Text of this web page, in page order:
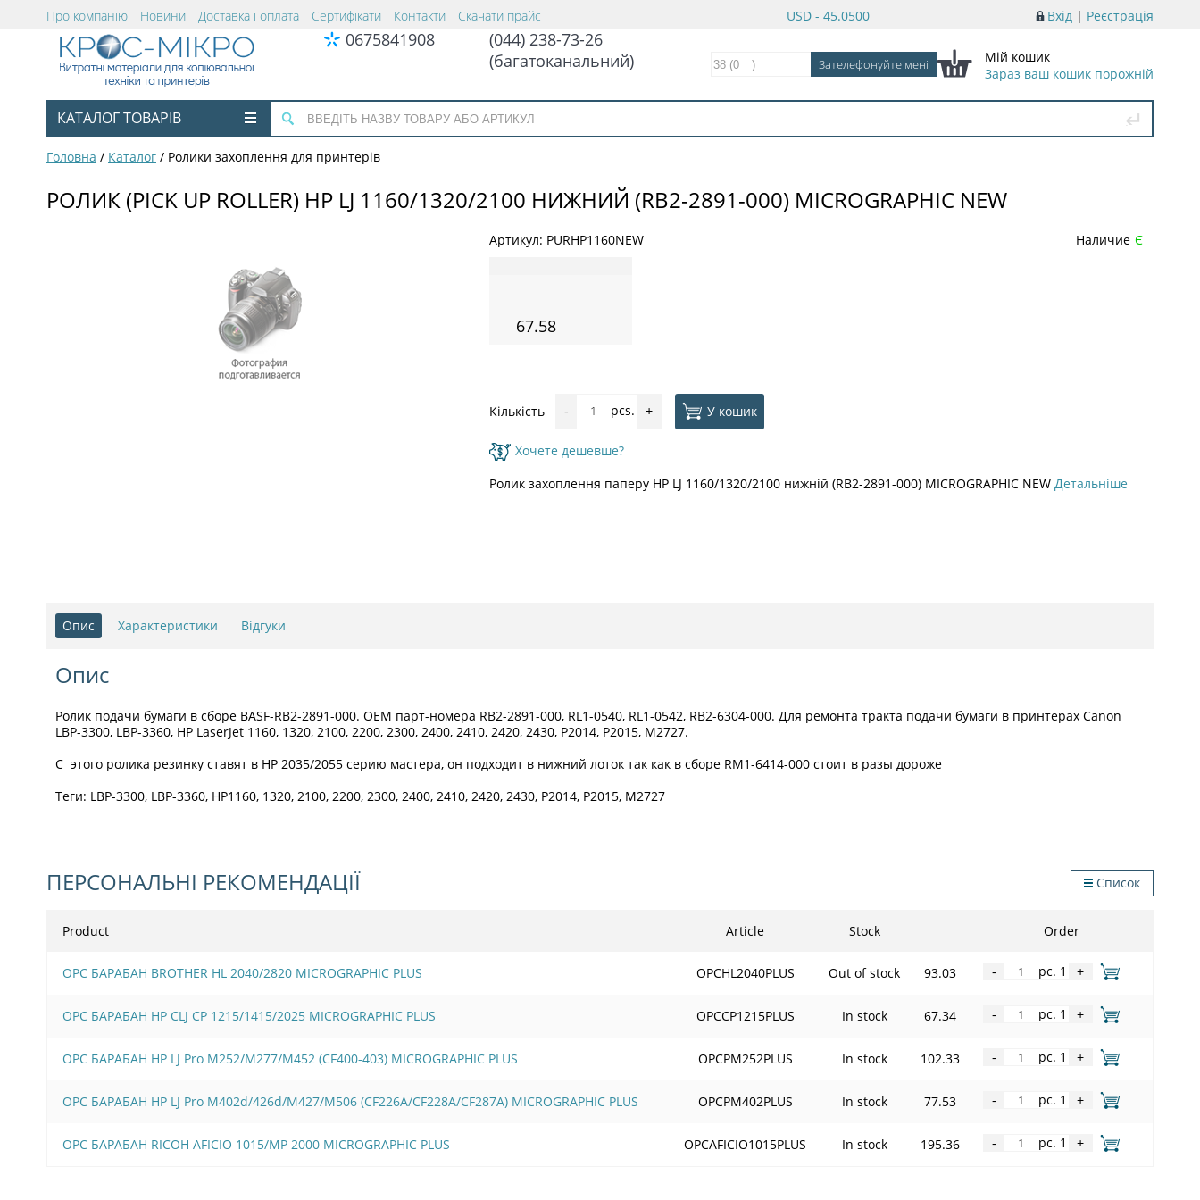
Вхід | Реєстрація
USD - 45.0500
Про компанію Новини Доставка і оплата Сертифікати Контакти Скачати прайс
0675841908
(044) 238-73-26
(багатоканальний)
Мій кошик
Зараз ваш кошик порожній
КАТАЛОГ ТОВАРІВ
Головна / Каталог / Ролики захоплення для принтерів
РОЛИК (PICK UP ROLLER) HP LJ 1160/1320/2100 НИЖНИЙ (RB2-2891-000) MICROGRAPHIC NEW
Артикул: PURHP1160NEW Наличие Є
67.58
Кількість - pcs. + У кошик
Хочете дешевше?
Ролик захоплення паперу HP LJ 1160/1320/2100 нижній (RB2-2891-000) MICROGRAPHIC NEW Детальніше
Опис Характеристики Відгуки
Опис
Ролик подачи бумаги в сборе BASF-RB2-2891-000. ОЕМ парт-номера RB2-2891-000, RL1-0540, RL1-0542, RB2-6304-000. Для ремонта тракта подачи бумаги в принтерах Canon
LBP-3300, LBP-3360, HP LaserJet 1160, 1320, 2100, 2200, 2300, 2400, 2410, 2420, 2430, P2014, P2015, M2727.
С этого ролика резинку ставят в НР 2035/2055 серию мастера, он подходит в нижний лоток так как в сборе RM1-6414-000 стоит в разы дороже
Теги: LBP-3300, LBP-3360, HP1160, 1320, 2100, 2200, 2300, 2400, 2410, 2420, 2430, P2014, P2015, M2727
ПЕРСОНАЛЬНІ РЕКОМЕНДАЦІЇ Список
Product Article Stock Order
OPC БАРАБАН BROTHER HL 2040/2820 MICROGRAPHIC PLUS OPCHL2040PLUS Out of stock 93.03 - pc. 1 +
OPC БАРАБАН HP CLJ CP 1215/1415/2025 MICROGRAPHIC PLUS OPCCP1215PLUS In stock 67.34 - pc. 1 +
OPC БАРАБАН HP LJ Pro M252/M277/M452 (CF400-403) MICROGRAPHIC PLUS OPCPM252PLUS In stock 102.33 - pc. 1 +
OPC БАРАБАН HP LJ Pro M402d/426d/M427/M506 (CF226A/CF228A/CF287A) MICROGRAPHIC PLUS OPCPM402PLUS In stock 77.53 - pc. 1 +
OPC БАРАБАН RICOH AFICIO 1015/MP 2000 MICROGRAPHIC PLUS OPCAFICIO1015PLUS In stock 195.36 - pc. 1 +